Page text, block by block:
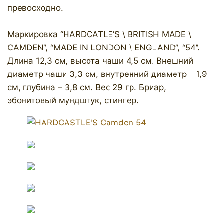
превосходно.
Маркировка “HARDCATLE’S \ BRITISH MADE \
CAMDEN”, “MADE IN LONDON \ ENGLAND”, “54”.
Длина 12,3 см, высота чаши 4,5 см. Внешний
диаметр чаши 3,3 см, внутренний диаметр – 1,9
см, глубина – 3,8 см. Вес 29 гр. Бриар,
эбонитовый мундштук, стингер.